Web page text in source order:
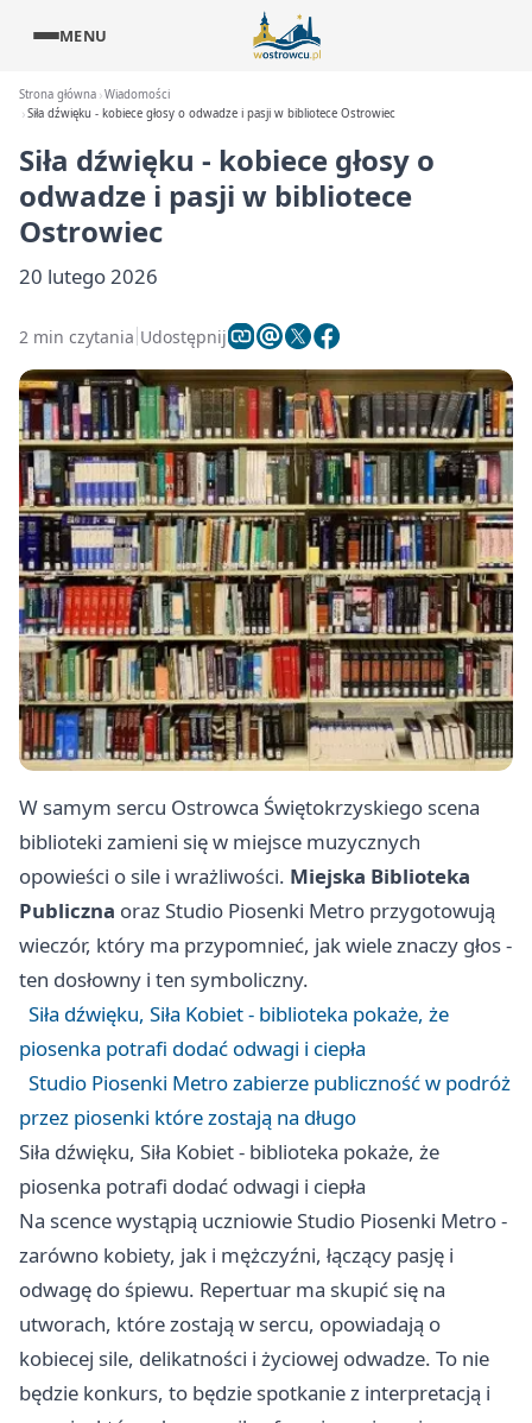
MENU
Strona główna Wiadomości
Siła dźwięku - kobiece głosy o odwadze i pasji w bibliotece Ostrowiec
Siła dźwięku - kobiece głosy o
odwadze i pasji w bibliotece
Ostrowiec
20 lutego 2026
2 min czytania Udostępnij
W samym sercu Ostrowca Świętokrzyskiego scena
biblioteki zamieni się w miejsce muzycznych
opowieści o sile i wrażliwości. Miejska Biblioteka
Publiczna oraz Studio Piosenki Metro przygotowują
wieczór, który ma przypomnieć, jak wiele znaczy głos -
ten dosłowny i ten symboliczny.
Siła dźwięku, Siła Kobiet - biblioteka pokaże, że
piosenka potrafi dodać odwagi i ciepła
Studio Piosenki Metro zabierze publiczność w podróż
przez piosenki które zostają na długo
Siła dźwięku, Siła Kobiet - biblioteka pokaże, że
piosenka potrafi dodać odwagi i ciepła
Na scence wystąpią uczniowie Studio Piosenki Metro -
zarówno kobiety, jak i mężczyźni, łączący pasję i
odwagę do śpiewu. Repertuar ma skupić się na
utworach, które zostają w sercu, opowiadają o
kobiecej sile, delikatności i życiowej odwadze. To nie
będzie konkurs, to będzie spotkanie z interpretacją i